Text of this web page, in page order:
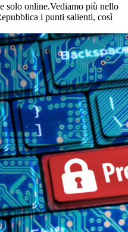
solo online.Vediamo più nello
i punti salienti, così